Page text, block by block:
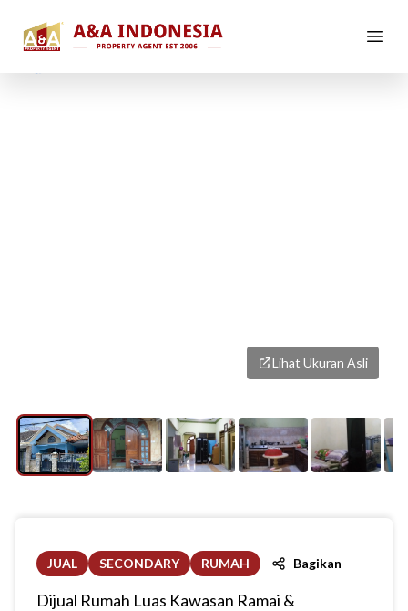
Lihat Ukuran Asli
JUAL SECONDARY RUMAH Bagikan
Dijual Rumah Luas Kawasan Ramai &